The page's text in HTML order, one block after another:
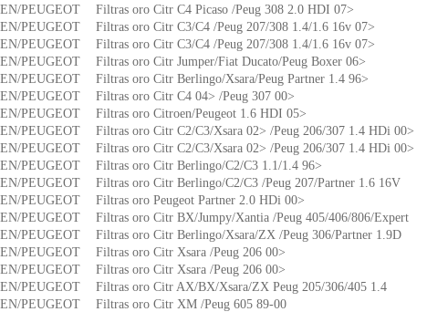
PEUGEOT
Filtras oro Citr C4 Picaso /Peug 308 2.0 HDI 07>
PEUGEOT
Filtras oro Citr C3/C4 /Peug 207/308 1.4/1.6 16v 07>
PEUGEOT
Filtras oro Citr C3/C4 /Peug 207/308 1.4/1.6 16v 07>
PEUGEOT
Filtras oro Citr Jumper/Fiat Ducato/Peug Boxer 06>
PEUGEOT
Filtras oro Citr Berlingo/Xsara/Peug Partner 1.4 96>
PEUGEOT
Filtras oro Citr C4 04> /Peug 307 00>
PEUGEOT
Filtras oro Citroen/Peugeot 1.6 HDI 05>
PEUGEOT
Filtras oro Citr C2/C3/Xsara 02> /Peug 206/307 1.4 HDi 00>
PEUGEOT
Filtras oro Citr C2/C3/Xsara 02> /Peug 206/307 1.4 HDi 00>
PEUGEOT
Filtras oro Citr Berlingo/C2/C3 1.1/1.4 96>
PEUGEOT
Filtras oro Citr Berlingo/C2/C3 /Peug 207/Partner 1.6 16V
PEUGEOT
Filtras oro Peugeot Partner 2.0 HDi 00>
PEUGEOT
Filtras oro Citr BX/Jumpy/Xantia /Peug 405/406/806/Expert
PEUGEOT
Filtras oro Citr Berlingo/Xsara/ZX /Peug 306/Partner 1.9D
PEUGEOT
Filtras oro Citr Xsara /Peug 206 00>
PEUGEOT
Filtras oro Citr Xsara /Peug 206 00>
PEUGEOT
Filtras oro Citr AX/BX/Xsara/ZX Peug 205/306/405 1.4
PEUGEOT
Filtras oro Citr XM /Peug 605 89-00